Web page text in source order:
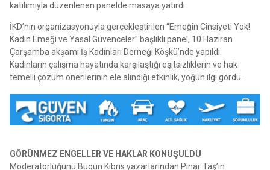
katılımıyla düzenlenen panelde masaya yatırdı.
İKD’nin organizasyonuyla gerçekleştirilen “Emeğin Cinsiyeti Yok!
Kadın Emeği ve Yasal Güvenceler” başlıklı panel, 10 Haziran
Çarşamba akşamı İş Kadınları Derneği Köşkü’nde yapıldı.
Kadınların çalışma hayatında karşılaştığı eşitsizliklerin ve hak
temelli çözüm önerilerinin ele alındığı etkinlik, yoğun ilgi gördü.
GÖRÜNMEZ ENGELLER VE HAKLAR KONUŞULDU
Moderatörlüğünü Bugün Kıbrıs yazarlarından Pınar Taş’ın